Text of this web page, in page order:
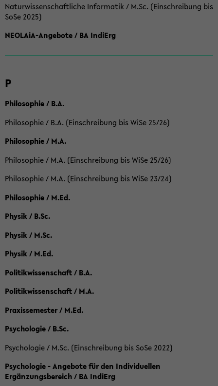
Naturwissenschaftliche Informatik / M.Sc. (Einschreibung bis
SoSe 2025)
NEOLAiA-Angebote / BA IndiErg
P
Philosophie / B.A.
Philosophie / B.A. (Einschreibung bis WiSe 25/26)
Philosophie / M.A.
Philosophie / M.A. (Einschreibung bis WiSe 25/26)
Philosophie / M.A. (Einschreibung bis WiSe 23/24)
Philosophie / M.Ed.
Physik / B.Sc.
Physik / M.Sc.
Physik / M.Ed.
Politikwissenschaft / B.A.
Politikwissenschaft / M.A.
Praxissemester / M.Ed.
Psychologie / B.Sc.
Psychologie / M.Sc. (Einschreibung bis SoSe 2022)
Psychologie - Angebote für den Individuellen
Ergänzungsbereich / BA IndiErg